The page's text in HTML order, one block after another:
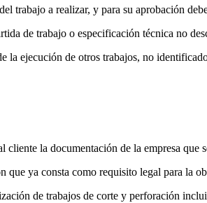
trabajo a realizar, y para su aprobación
de trabajo o especificación técnica no
ejecución de otros trabajos, no
la documentación de la empresa que
ya consta como requisito legal para la
de trabajos de corte y perforación